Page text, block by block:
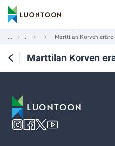
... ... Marttilan Korven
Marttilan Korven